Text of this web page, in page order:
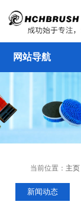
网站导航
当前位置： 主页
新闻动态